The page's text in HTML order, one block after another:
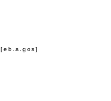
[eb.a.gos]